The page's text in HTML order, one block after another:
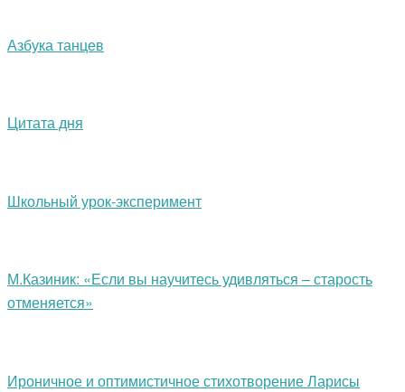
Азбука танцев
Цитата дня
Школьный урок-эксперимент
М.Казиник: «Если вы научитесь удивляться – старость
отменяется»
Ироничное и оптимистичное стихотворение Ларисы